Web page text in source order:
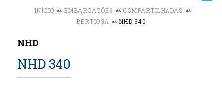
INÍCIO
EMBARCAÇÕES
COMPARTILHADAS
BERTIOGA
NHD 340
NHD
NHD 340